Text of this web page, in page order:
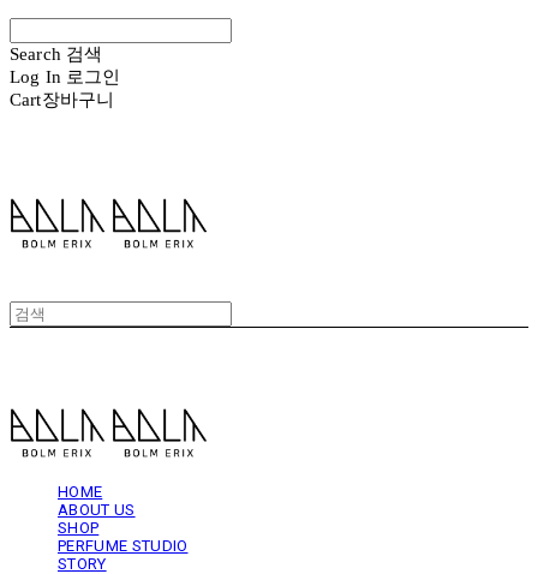
Search 검색
Log In 로그인
Cart장바구니
HOME
ABOUT US
SHOP
PERFUME STUDIO
STORY